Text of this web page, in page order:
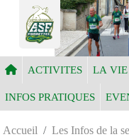
ACTIVITES LA
INFOS PRATIQUES
Accueil Les Infos de la
Panneau de gestion des